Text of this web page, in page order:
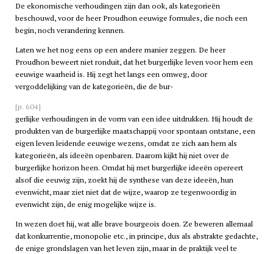
De ekonomische verhoudingen zijn dan ook, als kategorieën
beschouwd, voor de heer Proudhon eeuwige formules, die noch een
begin, noch verandering kennen.
Laten we het nog eens op een andere manier zeggen. De heer
Proudhon beweert niet ronduit, dat het burgerlijke leven voor hem een
eeuwige waarheid is. Hij zegt het langs een omweg, door
vergoddelijking van de kategorieën, die de bur-
[p. 604]
gerlijke verhoudingen in de vorm van een idee uitdrukken. Hij houdt de
produkten van de burgerlijke maatschappij voor spontaan ontstane, een
eigen leven leidende eeuwige wezens, omdat ze zich aan hem als
kategorieën, als ideeën openbaren. Daarom kijkt hij niet over de
burgerlijke horizon heen. Omdat hij met burgerlijke ideeën opereert
alsof die eeuwig zijn, zoekt hij de synthese van deze ideeën, hun
evenwicht, maar ziet niet dat de wijze, waarop ze tegenwoordig in
evenwicht zijn, de enig mogelijke wijze is.
In wezen doet hij, wat alle brave bourgeois doen. Ze beweren allemaal
dat konkurrentie, monopolie etc., in principe, dus als abstrakte gedachte,
de enige grondslagen van het leven zijn, maar in de praktijk veel te